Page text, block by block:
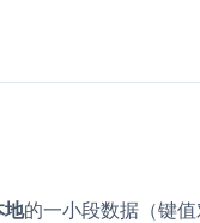
地的一小段数据（键值